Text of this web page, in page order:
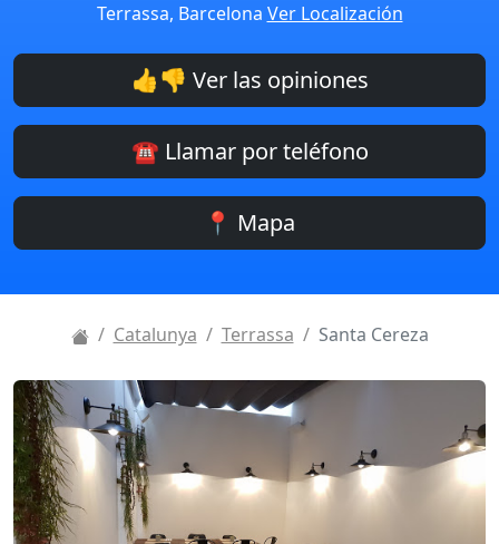
Terrassa, Barcelona Ver Localización
👍👎 Ver las opiniones
☎️ Llamar por teléfono
📍 Mapa
Catalunya Terrassa Santa Cereza